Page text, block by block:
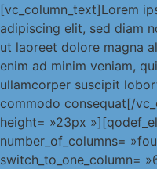
[vc_column_text]Lorem
adipiscing elit, sed diam
ut laoreet dolore magna
enim ad minim veniam,
ullamcorper suscipit
commodo consequat[/
height= »23px
number_of_columns=
switch_to_one_column=